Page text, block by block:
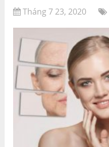
Tháng 7 23, 2020